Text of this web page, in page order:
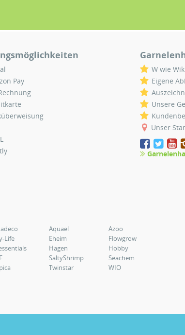
Pay
W wie
Eigene
Unsere
Unser
Aquael
Azoo
Life Eheim
Flowgrow
Hagen
Hobby
SaltyShrimp
Seachem
Twinstar WIO